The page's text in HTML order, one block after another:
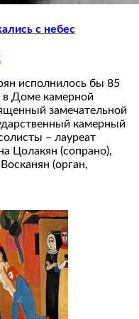
с небес
исполнилось бы 85
в Доме камерной
замечательной
камерный
– лауреат
Цолакян (сопрано),
(орган,